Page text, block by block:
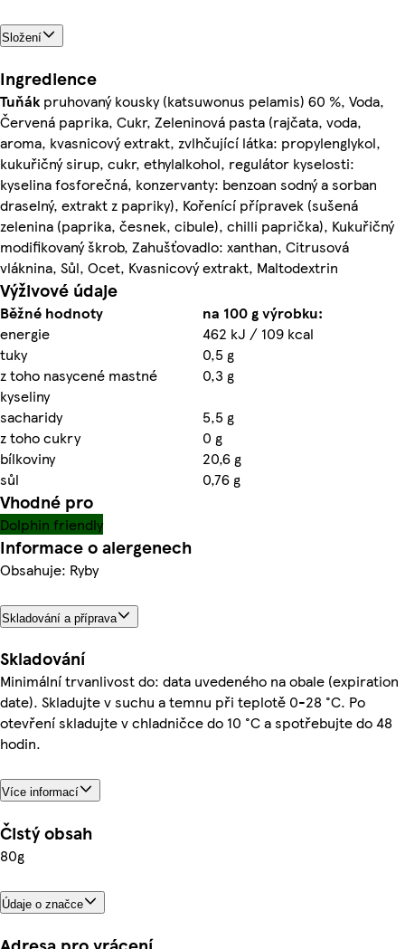
Složení
Ingredience
Tuňákpruhovaný kousky (katsuwonus pelamis) 60 %, Voda,
Červená paprika, Cukr, Zeleninová pasta (rajčata, voda,
aroma, kvasnicový extrakt, zvlhčující látka: propylenglykol,
kukuřičný sirup, cukr, ethylalkohol, regulátor kyselosti:
kyselina fosforečná, konzervanty: benzoan sodný a sorban
draselný, extrakt z papriky), Kořenící přípravek (sušená
zelenina (paprika, česnek, cibule), chilli paprička), Kukuřičný
modifikovaný škrob, Zahušťovadlo: xanthan, Citrusová
vláknina, Sůl, Ocet, Kvasnicový extrakt, Maltodextrin
Výživové údaje
Běžné hodnoty
na 100 g výrobku:
energie
462 kJ / 109 kcal
tuky
0,5 g
z toho nasycené mastné
kyseliny
0,3 g
sacharidy
5,5 g
z toho cukry
0 g
bílkoviny
20,6 g
sůl
0,76 g
Vhodné pro
Dolphin friendly
Informace o alergenech
Obsahuje: Ryby
Skladování a příprava
Skladování
Minimální trvanlivost do: data uvedeného na obale (expiration
date). Skladujte v suchu a temnu při teplotě 0-28 °C. Po
otevření skladujte v chladničce do 10 °C a spotřebujte do 48
hodin.
Více informací
Čistý obsah
80g
Údaje o značce